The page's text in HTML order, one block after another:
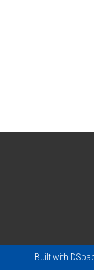
Built with